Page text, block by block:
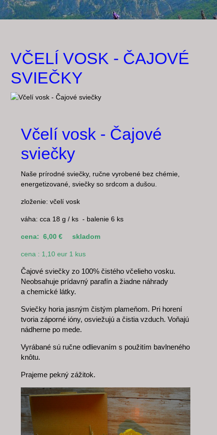
VČELÍ VOSK - ČAJOVÉ
SVIEČKY
Včelí vosk - Čajové
sviečky
Naše prírodné sviečky, ručne vyrobené bez chémie,
energetizované, sviečky so srdcom a dušou.
zloženie: včelí vosk
váha: cca 18 g / ks - balenie 6 ks
cena: 6,00 € skladom
cena : 1,10 eur 1 kus
Čajové sviečky zo 100% čistého včelieho vosku.
Neobsahuje prídavný parafín a žiadne náhrady
a chemické látky.
Sviečky horia jasným čistým plameňom. Pri horení
tvoria záporné ióny, osviežujú a čistia vzduch. Voňajú
nádherne po mede.
Vyrábané sú ručne odlievaním s použitím bavlneného
knôtu.
Prajeme pekný zážitok.